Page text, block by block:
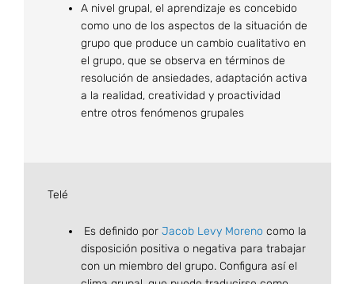
A nivel grupal, el aprendizaje es concebido
como uno de los aspectos de la situación de
grupo que produce un cambio cualitativo en
el grupo, que se observa en términos de
resolución de ansiedades, adaptación activa
a la realidad, creatividad y proactividad
entre otros fenómenos grupales
Telé
Es definido por Jacob Levy Moreno como la
disposición positiva o negativa para trabajar
con un miembro del grupo. Configura así el